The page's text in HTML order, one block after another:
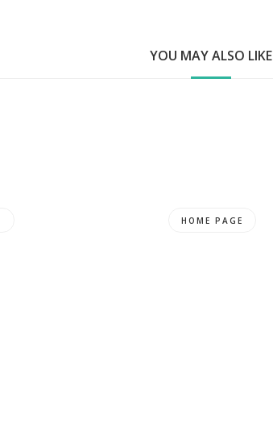
YOU MAY ALSO LIKE
HOME PAGE